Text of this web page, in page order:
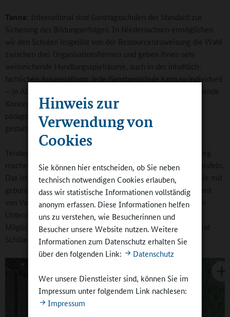
Hinweis zur
Verwendung von
Cookies
Sie können hier entscheiden, ob Sie neben
technisch notwendigen Cookies erlauben,
dass wir statistische Informationen vollständig
anonym erfassen. Diese Informationen helfen
uns zu verstehen, wie Besucherinnen und
Besucher unsere Website nutzen. Weitere
Informationen zum Datenschutz erhalten Sie
über den folgenden Link:
Datenschutz
Wer unsere Dienstleister sind, können Sie im
Impressum unter folgendem Link nachlesen:
Impressum
Tonne: International sind Ganztagsschulen der Standard zur
Sicherung des Bildungserfolges. In Niedersachsen ermöglichen
wir den Schulen losgelöst von der Ressourcenzuweisung die Wahl
zwischen drei Organisationsformen und geben ihnen sehr
weitreichende Handlungsspielräume, auch in der inhaltlich-
fachlichen Ausgestaltung. Jede Ganztagsschule kann so individuell
– in Abhängigkeit zum regionalen Umfeld – das für sie passende
Konzept entwickeln und das Angebot ganz nach ihren
pädagogischen Bedürfnissen und den Wünschen der Eltern
gestalten.
Tendenziell ist zu verzeichnen, dass Schulen sich auf den Weg
machen, ihr offenes Konzept in ein teilgebundenes umzuwandeln.
Das ist eine Entwicklung, die mich freut. Eine Ganztagsschule mit
gebundenen Elementen ermöglicht eine pädagogische Einheit
von Vor- und Nachmittag, eine sinnvolle Rhythmisierung von
Unterricht und außerunterrichtlichem Angebot sowie die
Möglichkeit, noch stärker individuell auf die Schülerinnen und
Schüler einzugehen.